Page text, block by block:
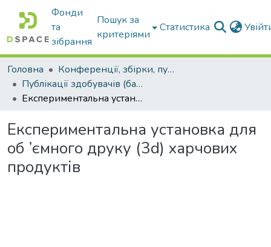
Фонди
та
зібрання
Пошук за
критеріями
Статистика
Головна
Конференції, збірки, публікації молодих вчених і здобувачів : магістрів, бакалаврів, аспірантів.
Публікації здобувачів (бакалаврів. магістрів, аспірантів)
Експериментальна установка для об ’ємного друку (3d) харчових продуктів
Експериментальна установка для
об ’ємного друку (3d) харчових
продуктів